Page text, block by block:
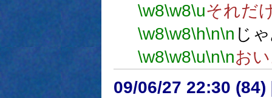
\w8\w8\uそれだ
\w8\w8\h\n\n じ
\w8\w8\u\n\nお
09/06/27 22:30 (84)